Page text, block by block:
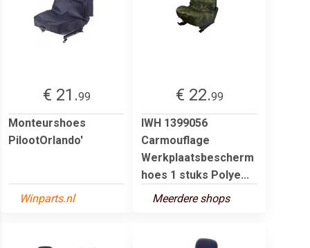
€ 21.99
Monteurshoes
PilootOrlando'
Winparts.nl
€ 22.99
IWH 1399056
Carmouflage
Werkplaatsbescherm
hoes 1 stuks Polye...
Meerdere shops